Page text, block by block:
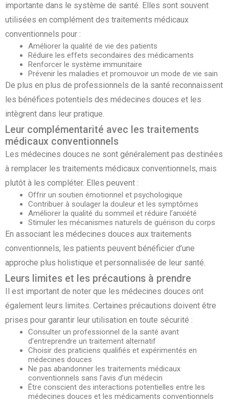
importante dans le système de santé. Elles sont souvent
utilisées en complément des traitements médicaux
conventionnels pour :
Améliorer la qualité de vie des patients
Réduire les effets secondaires des médicaments
Renforcer le système immunitaire
Prévenir les maladies et promouvoir un mode de vie sain
De plus en plus de professionnels de la santé reconnaissent
les bénéfices potentiels des médecines douces et les
intègrent dans leur pratique.
Leur complémentarité avec les traitements
médicaux conventionnels
Les médecines douces ne sont généralement pas destinées
à remplacer les traitements médicaux conventionnels, mais
plutôt à les compléter. Elles peuvent :
Offrir un soutien émotionnel et psychologique
Contribuer à soulager la douleur et les symptômes
Améliorer la qualité du sommeil et réduire l’anxiété
Stimuler les mécanismes naturels de guérison du corps
En associant les médecines douces aux traitements
conventionnels, les patients peuvent bénéficier d’une
approche plus holistique et personnalisée de leur santé.
Leurs limites et les précautions à prendre
Il est important de noter que les médecines douces ont
également leurs limites. Certaines précautions doivent être
prises pour garantir leur utilisation en toute sécurité :
Consulter un professionnel de la santé avant
d’entreprendre un traitement alternatif
Choisir des praticiens qualifiés et expérimentés en
médecines douces
Ne pas abandonner les traitements médicaux
conventionnels sans l’avis d’un médecin
Être conscient des interactions potentielles entre les
médecines douces et les médicaments conventionnels